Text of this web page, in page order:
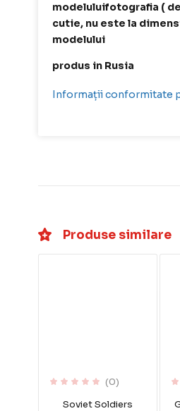
modeluluifotografia (
cutie, nu este la
modelului
produs in Rusia
Informații conformitate
Produse similare
(0)
Soviet Soldiers